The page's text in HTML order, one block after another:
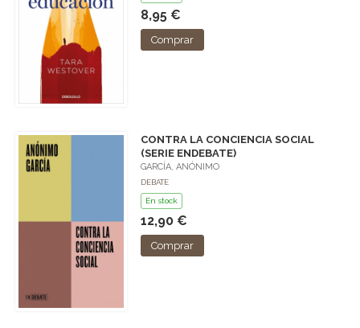
8,95 €
Comprar
CONTRA LA CONCIENCIA SOCIAL
(SERIE ENDEBATE)
GARCÍA, ANÓNIMO
DEBATE
En stock
12,90 €
Comprar